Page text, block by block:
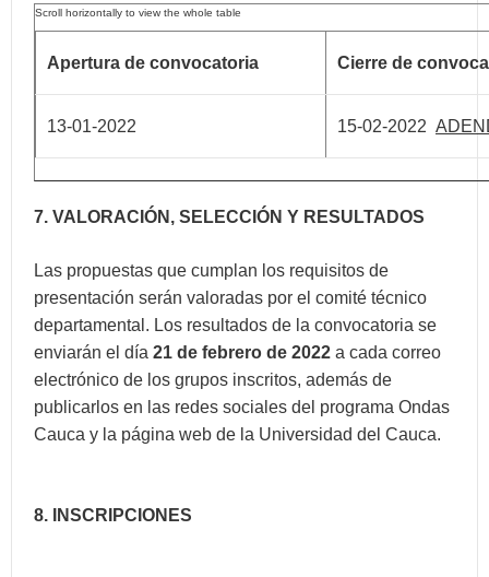
Apertura de convocatoria Cierre de
13-01-2022 15-02-2022
7. VALORACIÓN, SELECCIÓN Y RESULTADOS
Las propuestas que cumplan los requisitos de
presentación serán valoradas por el comité técnico
departamental. Los resultados de la convocatoria se
enviarán el día 21 de febrero de 2022 a cada correo
electrónico de los grupos inscritos, además de
publicarlos en las redes sociales del programa Ondas
Cauca y la página web de la Universidad del Cauca.
8. INSCRIPCIONES